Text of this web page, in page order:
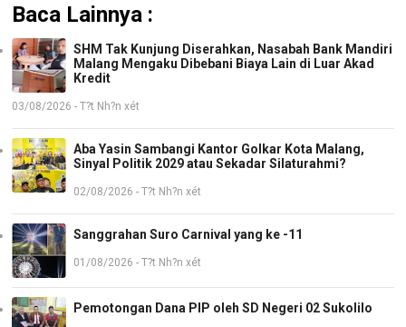
Baca Lainnya :
SHM Tak Kunjung Diserahkan, Nasabah Bank Mandiri
Malang Mengaku Dibebani Biaya Lain di Luar Akad
Kredit
03/08/2026 - T?t Nh?n xét
Aba Yasin Sambangi Kantor Golkar Kota Malang,
Sinyal Politik 2029 atau Sekadar Silaturahmi?
02/08/2026 - T?t Nh?n xét
Sanggrahan Suro Carnival yang ke -11
01/08/2026 - T?t Nh?n xét
Pemotongan Dana PIP oleh SD Negeri 02 Sukolilo